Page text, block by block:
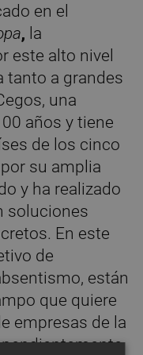
en el
, la
este alto nivel
tanto a grandes
una
años y tiene
de los cinco
su amplia
y ha realizado
soluciones
En este
de
están
que quiere
empresas de la